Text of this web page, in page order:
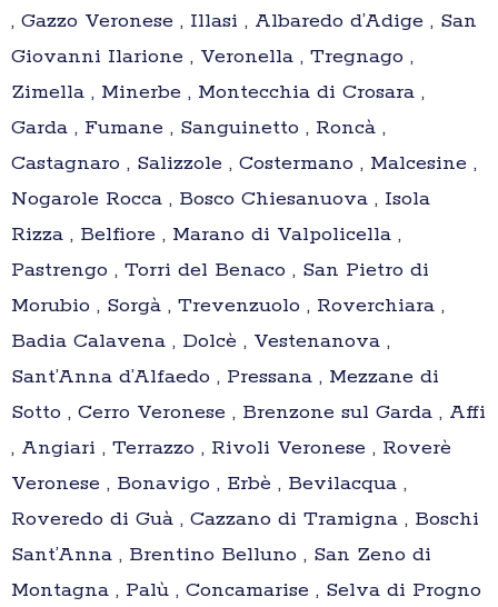
, Gazzo Veronese , Illasi , Albaredo d’Adige , San
Giovanni Ilarione , Veronella , Tregnago ,
Zimella , Minerbe , Montecchia di Crosara ,
Garda , Fumane , Sanguinetto , Roncà ,
Castagnaro , Salizzole , Costermano , Malcesine ,
Nogarole Rocca , Bosco Chiesanuova , Isola
Rizza , Belfiore , Marano di Valpolicella ,
Pastrengo , Torri del Benaco , San Pietro di
Morubio , Sorgà , Trevenzuolo , Roverchiara ,
Badia Calavena , Dolcè , Vestenanova ,
Sant’Anna d’Alfaedo , Pressana , Mezzane di
Sotto , Cerro Veronese , Brenzone sul Garda , Affi
, Angiari , Terrazzo , Rivoli Veronese , Roverè
Veronese , Bonavigo , Erbè , Bevilacqua ,
Roveredo di Guà , Cazzano di Tramigna , Boschi
Sant’Anna , Brentino Belluno , San Zeno di
Montagna , Palù , Concamarise , Selva di Progno